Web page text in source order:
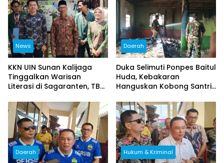
News
KKN UIN Sunan Kalijaga
Tinggalkan Warisan
Literasi di Sagaranten, TBM
Generasi Gemar Membaca
Daerah
Duka Selimuti Ponpes Baitul
Huda, Kebakaran
Hanguskan Kobong Santri
Rp80 Juta
Daerah Hukum & Kriminal